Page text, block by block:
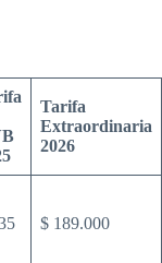
Tarifa
Extraordinaria
2026
$ 189.000